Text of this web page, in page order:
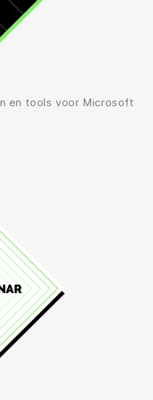
en tools voor Microsoft